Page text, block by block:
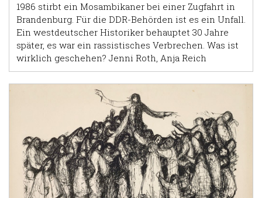
1986 stirbt ein Mosambikaner bei einer Zugfahrt in
Brandenburg. Für die DDR-Behörden ist es ein Unfall.
Ein westdeutscher Historiker behauptet 30 Jahre
später, es war ein rassistisches Verbrechen. Was ist
wirklich geschehen? Jenni Roth, Anja Reich